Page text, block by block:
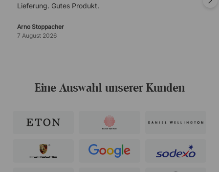
Lieferung. Gutes Produkt.
Arno Stoppacher
7 August 2026
Eine Auswahl unserer Kunden